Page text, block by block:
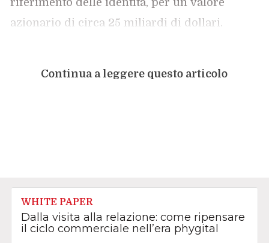
azionario di circa 25 miliardi di dollari.
Continua a leggere questo articolo
WHITE PAPER
Dalla visita alla relazione: come ripensare
il ciclo commerciale nell’era phygital